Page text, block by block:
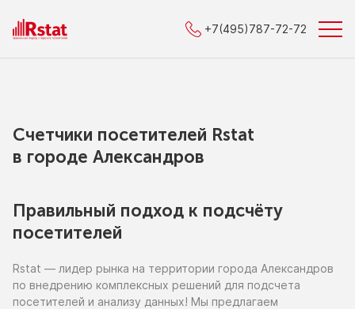
+7(495)787-72-72
Счетчики посетителей Rstat
в городe Александров
Правильный подход к подсчёту
посетителей
Rstat — лидер рынка на территории города Александров
по внедрению комплексных решений для подсчета
посетителей и анализу данных! Мы предлагаем